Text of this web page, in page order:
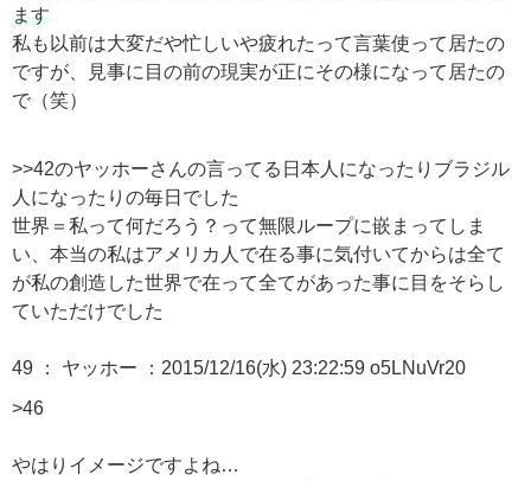
ます
私も以前は大変だや忙しいや疲れたって言葉使って居たの
ですが、見事に目の前の現実が正にその様になって居たの
で（笑）
>>42のヤッホーさんの言ってる日本人になったりブラジル
人になったりの毎日でした
世界＝私って何だろう？って無限ループに嵌まってしま
い、本当の私はアメリカ人で在る事に気付いてからは全て
が私の創造した世界で在って全てがあった事に目をそらし
ていただけでした
49 ： ヤッホー
：2015/12/16(水) 23:22:59 o5LNuVr20
>46
やはりイメージですよね…